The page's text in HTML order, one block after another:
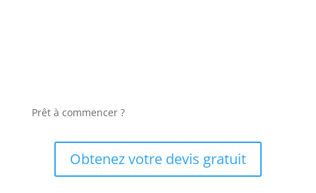
Prêt à commencer ?
Obtenez votre devis gratuit